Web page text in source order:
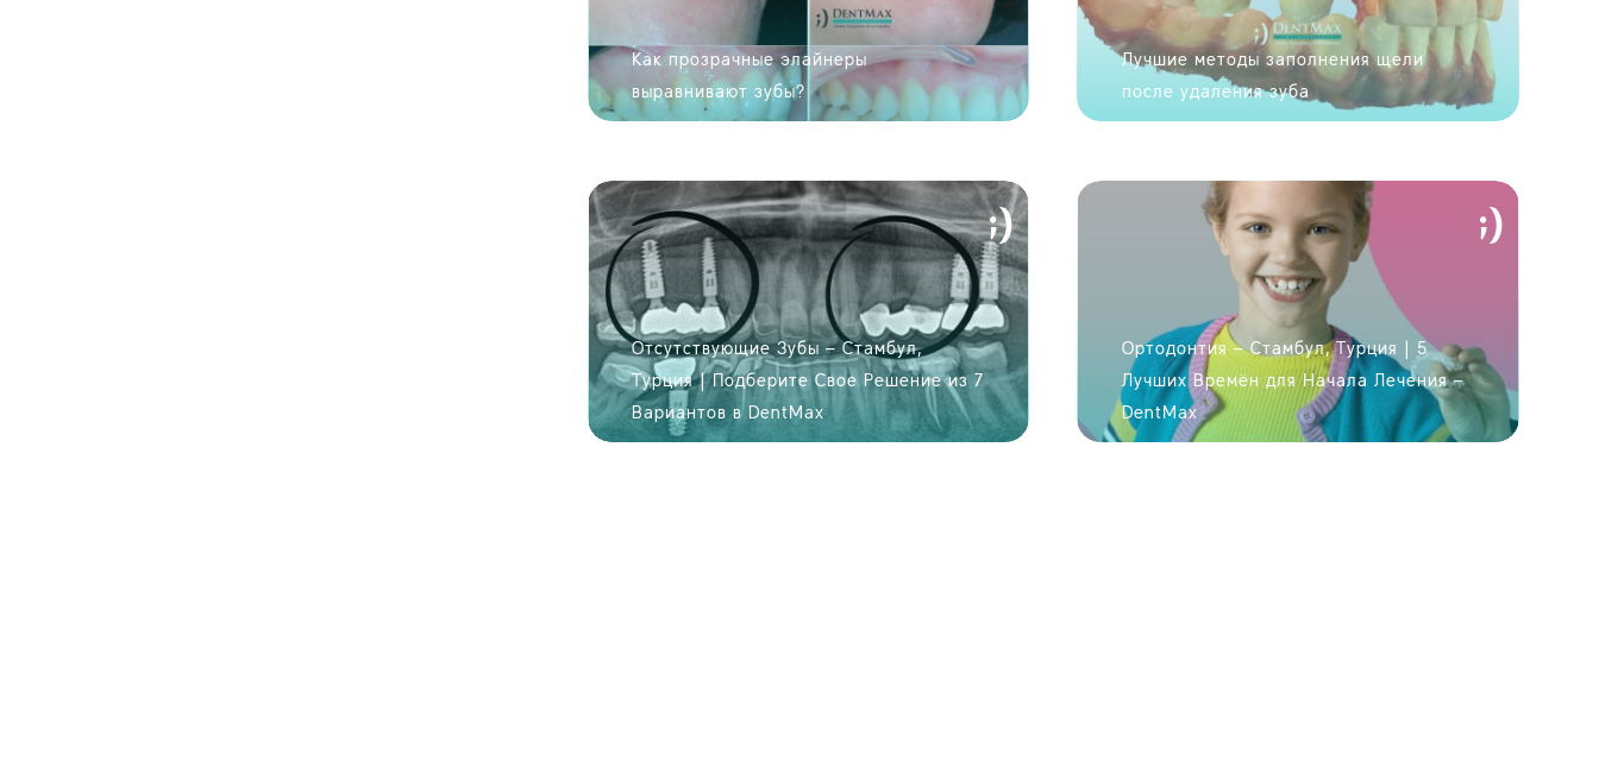
ОНЛАЙН СОЗДАТЬ ЗАПИСЬ НА ПРИЕМ
Увидьте вашу новую улыбку за
60 секунд!
Как прозрачные элайнеры
выравнивают зубы?
Лучшие методы заполнения щели
после удаления зуба
Отсутствующие Зубы – Стамбул,
Турция | Подберите Свое Решение из 7
Вариантов в DentMax
Ортодонтия – Стамбул, Турция | 5
Лучших Времён для Начала Лечения –
DentMax